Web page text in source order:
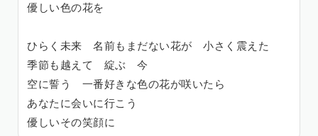
優しい色の花を
ひらく未来 名前もまだない花が 小さく震えた
季節も越えて 綻ぶ 今
空に誓う 一番好きな色の花が咲いたら
あなたに会いに行こう
優しいその笑顔に